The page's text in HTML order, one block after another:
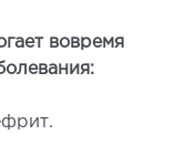
вовремя